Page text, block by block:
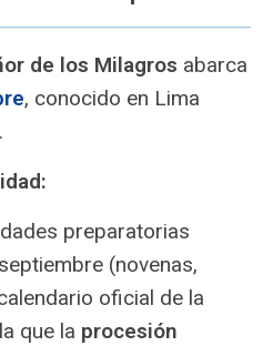
de los Milagros abarca
, conocido en Lima
.
preparatorias
(novenas,
oficial de la
que la procesión